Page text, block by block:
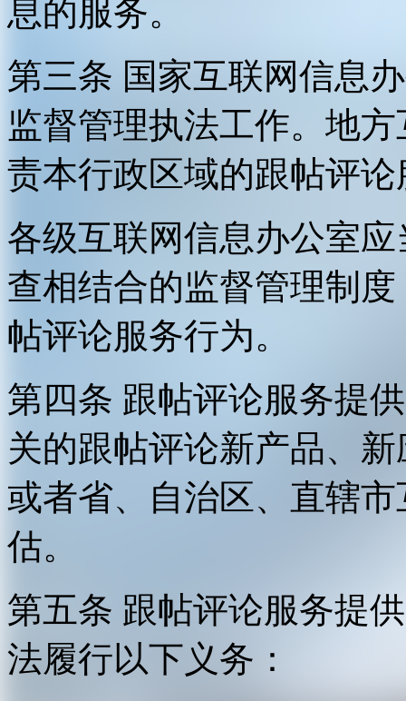
息的服务。
第三条 国家互联网信息
监督管理执法工作。地
责本行政区域的跟帖评
各级互联网信息办公室
查相结合的监督管理制
帖评论服务行为。
第四条 跟帖评论服务提
关的跟帖评论新产品、
或者省、自治区、直辖
估。
第五条 跟帖评论服务提
法履行以下义务：